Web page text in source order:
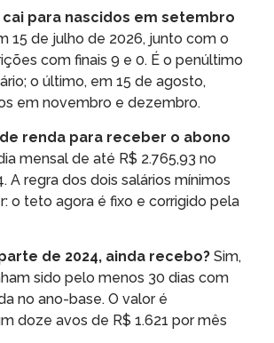
cai para nascidos em setembro
15 de julho de 2026, junto com o
com finais 9 e 0. É o penúltimo
o último, em 15 de agosto,
em novembro e dezembro.
renda para receber o abono
mensal de até R$ 2.765,93 no
A regra dos dois salários mínimos
o teto agora é fixo e corrigido pela
de 2024, ainda recebo? Sim,
sido pelo menos 30 dias com
no ano-base. O valor é
doze avos de R$ 1.621 por mês